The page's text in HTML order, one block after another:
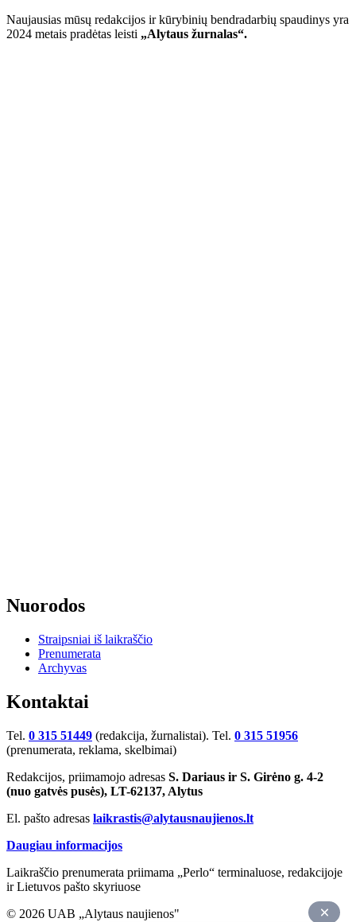
Naujausias mūsų redakcijos ir kūrybinių bendradarbių spaudinys yra
2024 metais pradėtas leisti „Alytaus žurnalas“.
Nuorodos
Straipsniai iš laikraščio
Prenumerata
Archyvas
Kontaktai
Tel. 0 315 51449 (redakcija, žurnalistai). Tel. 0 315 51956
(prenumerata, reklama, skelbimai)
Redakcijos, priimamojo adresas S. Dariaus ir S. Girėno g. 4-2
(nuo gatvės pusės), LT-62137, Alytus
El. pašto adresas laikrastis@alytausnaujienos.lt
Daugiau informacijos
Laikraščio prenumerata priimama „Perlo“ terminaluose, redakcijoje
ir Lietuvos pašto skyriuose
© 2026 UAB „Alytaus naujienos"